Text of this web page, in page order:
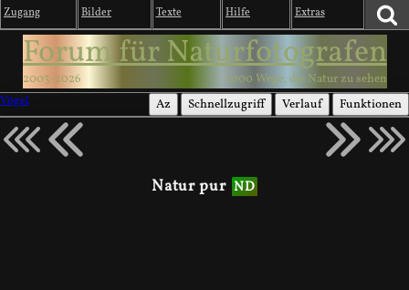
Zugang Bilder Texte Hilfe Extras
Forum für Naturfotografen
2003-2026
1000 Wege, die Natur zu sehen
Vögel
Az Schnellzugriff Verlauf Funktionen
Natur pur